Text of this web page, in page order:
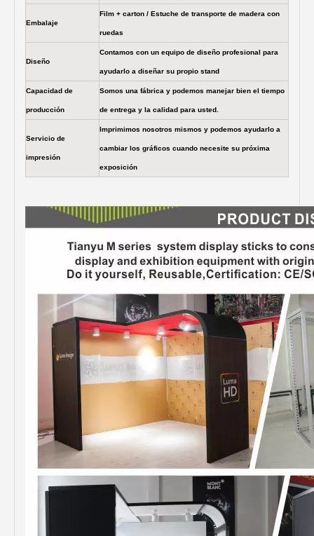
Embalaje
Film + carton / Estuche de transporte de madera con
ruedas
Diseño
Contamos con un equipo de diseño profesional para
ayudarlo a diseñar su propio stand
Capacidad de
producción
Somos una fábrica y podemos manejar bien el tiempo
de entrega y la calidad para usted.
Servicio de
impresión
Imprimimos nosotros mismos y podemos ayudarlo a
cambiar los gráficos cuando necesite su próxima
exposición